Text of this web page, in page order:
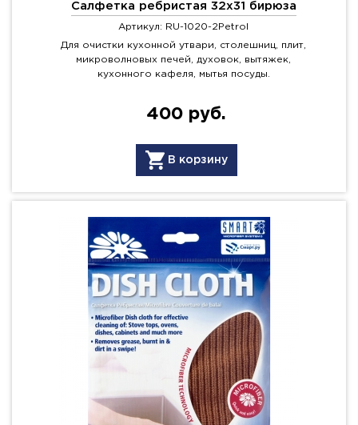
Салфетка ребристая 32х31 бирюза
Артикул: RU-1020-2Petrol
Для очистки кухонной утвари, столешниц, плит,
микроволновых печей, духовок, вытяжек,
кухонного кафеля, мытья посуды.
400 руб.
В корзину